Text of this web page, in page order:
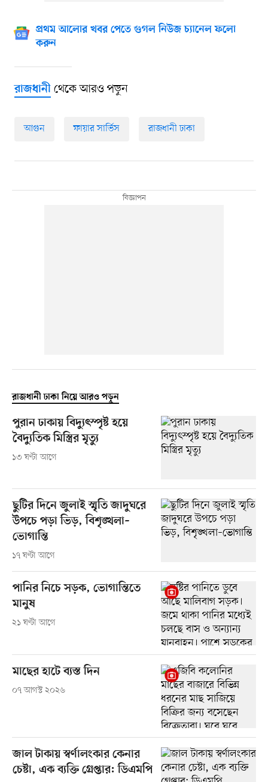
প্রথম আলোর খবর পেতে গুগল নিউজ চ্যানেল ফলো
করুন
রাজধানীথেকে আরও পড়ুন
আগুন ফায়ার সার্ভিস রাজধানী ঢাকা
রাজধানী ঢাকা নিয়ে আরও পড়ুন
পুরান ঢাকায় বিদ্যুৎস্পৃষ্ট হয়ে
বৈদ্যুতিক মিস্ত্রির মৃত্যু
১৩ ঘণ্টা আগে
ছুটির দিনে জুলাই স্মৃতি জাদুঘরে
উপচে পড়া ভিড়, বিশৃঙ্খলা–
ভোগান্তি
১৭ ঘণ্টা আগে
পানির নিচে সড়ক, ভোগান্তিতে
মানুষ
২১ ঘণ্টা আগে
মাছের হাটে ব্যস্ত দিন
০৭ আগস্ট ২০২৬
জাল টাকায় স্বর্ণালংকার কেনার
চেষ্টা, এক ব্যক্তি গ্রেপ্তার: ডিএমপি